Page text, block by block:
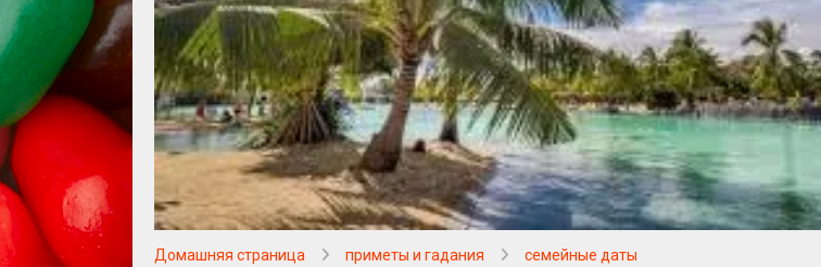
Домашняя страница приметы и гадания семейные даты